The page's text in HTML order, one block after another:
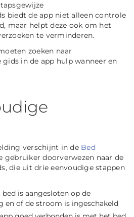
biedt de app niet alleen controle
maar helpt deze ook om het
te verminderen.
zoeken naar
in de app hulp wanneer en
verschijnt in de Bed
gebruiker doorverwezen naar de
die uit drie eenvoudige stappen
is aangesloten op de
en of de stroom is ingeschakeld